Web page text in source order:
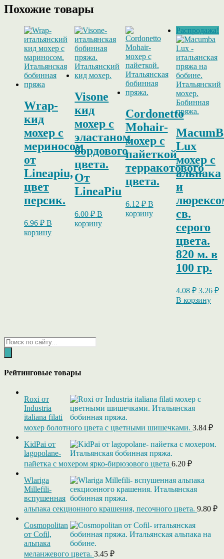
Похожие товары
Wrap-
кид
мохер c
мериносом
от
Lineapiu,
цвет
персик.
6.96 ₽ В
корзину
Visone
кид
мохер с
эластаном
бордового
цвета.
От
LineaPiu
6.00₽ В
корзину
Cordonetto
Mohair-
мохер с
пайеткой
терракотового
цвета.
6.12 ₽ В
корзину
Распродажа!
Lux
мохер с
альпака
и
св.
серого
цвета.
820 м. в
100 гр.
4.08₽
цена
3.26 ₽
В корзину
Поиск
товаров
Рейтинговые товары
Roxi от
Industria
italiana filati
мохер болотного цвета с цветными шишечками. 3.84 ₽
KidPai от
lagopolane-
пайетка с мохером ярко-бирюзового цвета 6.20 ₽
Wlariga
Millefili-
вспушенная
альпака секционного крашения, песочного цвета. 9.80 ₽
Cosmopolitan
от Cofil,
альпака
меланжевого цвета. 3.45 ₽